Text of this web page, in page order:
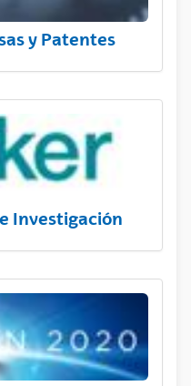
y Patentes
Investigación